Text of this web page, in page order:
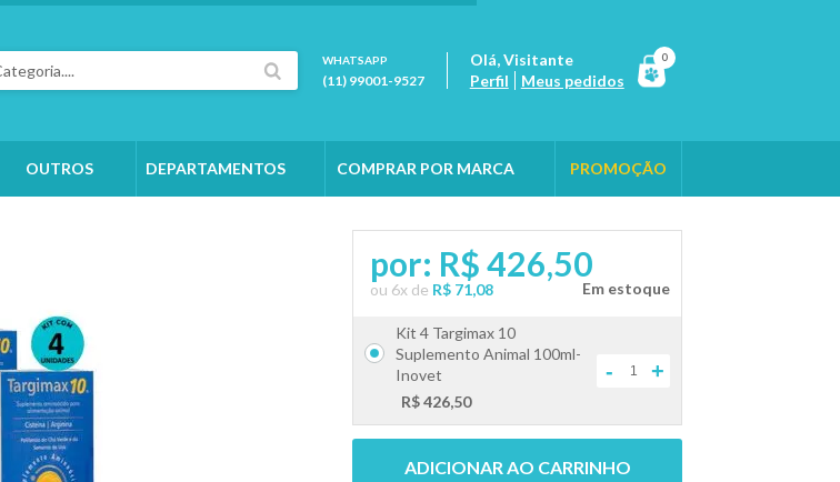
WHATSAPP
(11) 99001-9527
Olá,Visitante
Perfil
Meus pedidos
0
OUTROS DEPARTAMENTOS COMPRAR POR MARCA PROMOÇÃO
por: R$ 426,50
ou 6x de R$ 71,08
Kit 4 Targimax 10
Suplemento Animal 100ml-
Inovet
R$ 426,50
- +
ADICIONAR AO CARRINHO